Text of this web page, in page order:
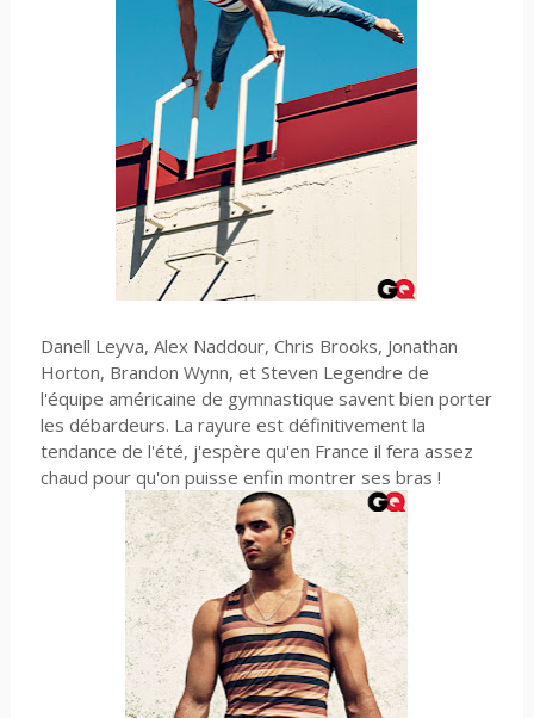
Danell Leyva, Alex Naddour, Chris Brooks, Jonathan
Horton, Brandon Wynn, et Steven Legendre de
l'équipe américaine de gymnastique savent bien porter
les débardeurs. La rayure est définitivement la
tendance de l'été, j'espère qu'en France il fera assez
chaud pour qu'on puisse enfin montrer ses bras !